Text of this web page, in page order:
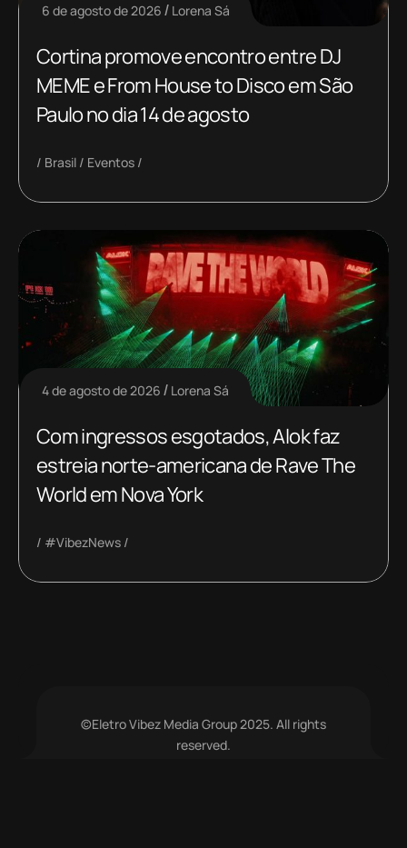
6 de agosto de 2026 Lorena Sá
Cortina promove encontro entre DJ
MEME e From House to Disco em São
Paulo no dia 14 de agosto
Brasil Eventos
4 de agosto de 2026 Lorena Sá
Com ingressos esgotados, Alok faz
estreia norte-americana de Rave The
World em Nova York
#VibezNews
©Eletro Vibez Media Group 2025. All rights
reserved.